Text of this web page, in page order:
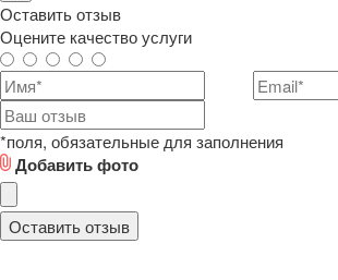
Оставить отзыв
Оцените качество услуги
*поля, обязательные для заполнения
Добавить фото